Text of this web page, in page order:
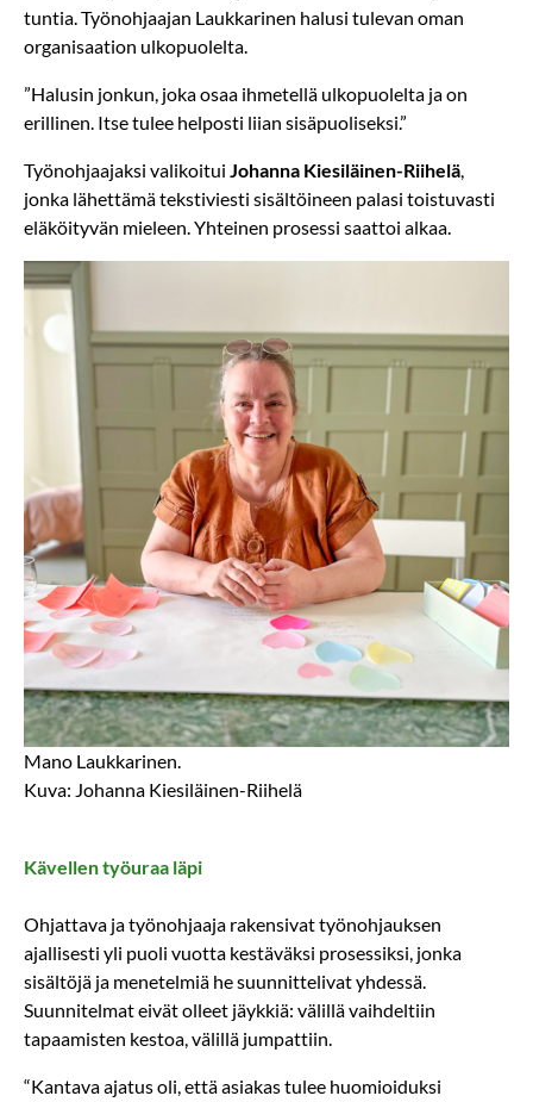
tuntia. Työnohjaajan Laukkarinen halusi tulevan oman
organisaation ulkopuolelta.
”Halusin jonkun, joka osaa ihmetellä ulkopuolelta ja on
erillinen. Itse tulee helposti liian sisäpuoliseksi.”
Työnohjaajaksi valikoitui Johanna Kiesiläinen-Riihelä,
jonka lähettämä tekstiviesti sisältöineen palasi toistuvasti
eläköityvän mieleen. Yhteinen prosessi saattoi alkaa.
Mano Laukkarinen.
Kuva: Johanna Kiesiläinen-Riihelä
Kävellen työuraa läpi
Ohjattava ja työnohjaaja rakensivat työnohjauksen
ajallisesti yli puoli vuotta kestäväksi prosessiksi, jonka
sisältöjä ja menetelmiä he suunnittelivat yhdessä.
Suunnitelmat eivät olleet jäykkiä: välillä vaihdeltiin
tapaamisten kestoa, välillä jumpattiin.
“Kantava ajatus oli, että asiakas tulee huomioiduksi